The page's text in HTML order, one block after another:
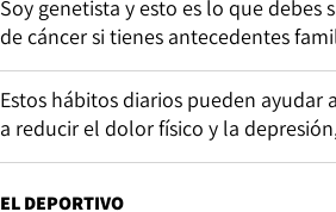
Soy genetista y esto es lo que debes
de cáncer si tienes antecedentes
Estos hábitos diarios pueden ayudar
a reducir el dolor físico y la
EL DEPORTIVO